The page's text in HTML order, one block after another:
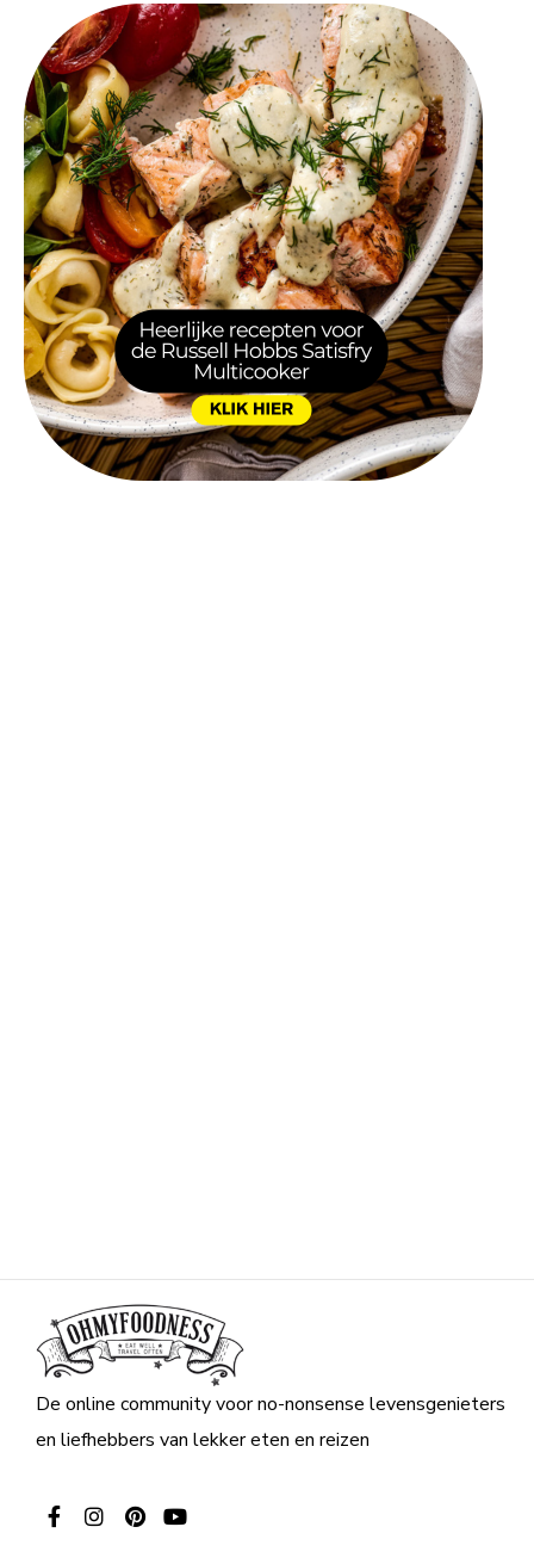
De online community voor no-nonsense levensgenieters
en liefhebbers van lekker eten en reizen